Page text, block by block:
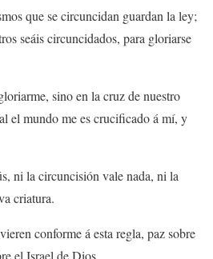
que se circuncidan guardan la ley;
seáis circuncidados, para gloriarse
sino en la cruz de nuestro
el mundo me es crucificado á mí, y
ni la circuncisión vale nada, ni la
criatura.
conforme á esta regla, paz sobre
el Israel de Dios.